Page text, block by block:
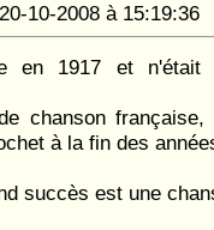
10-2008 à
en 1917 et n'était
chanson
à la fin des
succès est une